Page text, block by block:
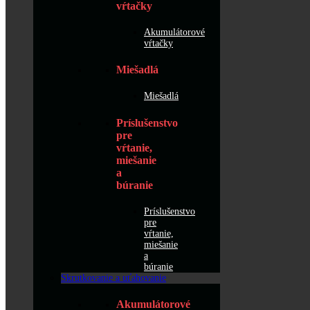
vŕtačky
Akumulátorové
vŕtačky
Miešadlá
Miešadlá
Príslušenstvo
pre
vŕtanie,
miešanie
a
búranie
Príslušenstvo
pre
vŕtanie,
miešanie
a
búranie
Skrutkovanie a uťahovanie
Akumulátorové